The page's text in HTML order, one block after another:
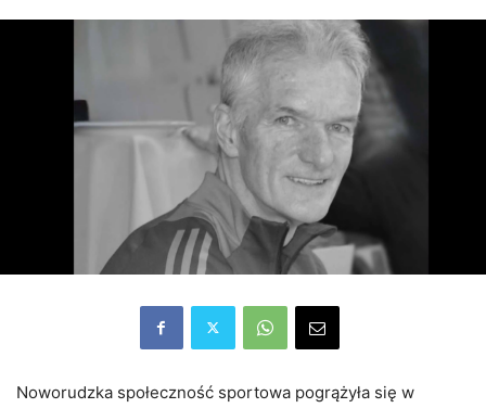
Noworudzka społeczność sportowa pogrążyła się w